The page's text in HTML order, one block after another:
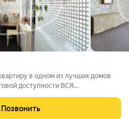
в одном из лучших домов
доступности ВСЯ
Тихий спокойный двор,
ухоженный подъезд. В
Позвонить